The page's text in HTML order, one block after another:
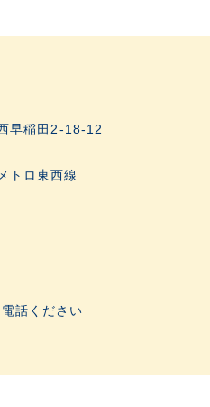
早稲田2-18-12
トロ東西線
話ください